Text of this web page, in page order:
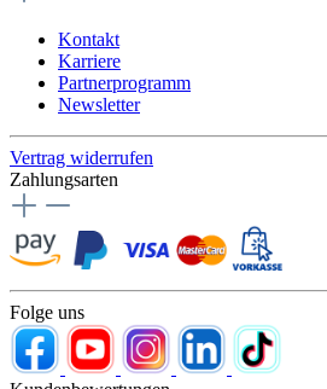
Kontakt
Karriere
Partnerprogramm
Newsletter
Vertrag widerrufen
Zahlungsarten
Folge uns